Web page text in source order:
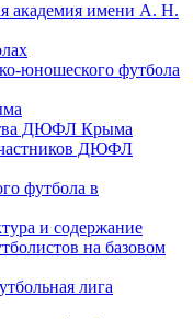
академия имени А. Н.
юношеского футбола
ДЮФЛ Крыма
ДЮФЛ
футбола в
и содержание
на базовом
лига